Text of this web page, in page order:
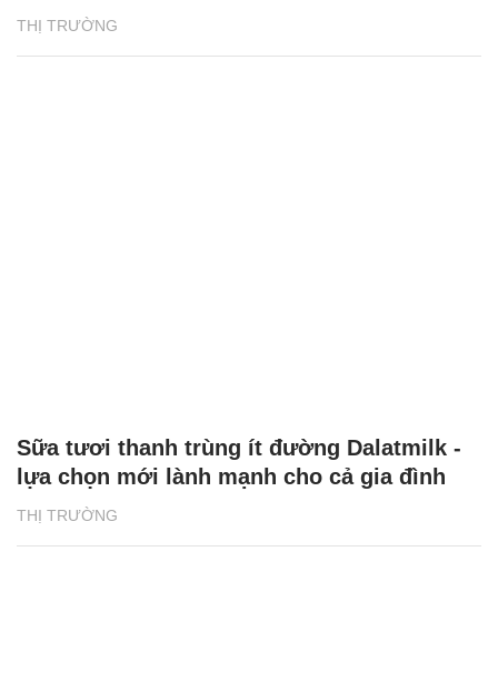
THỊ TRƯỜNG
THỊ TRƯỜNG
Sữa tươi thanh trùng ít đường Dalatmilk -
lựa chọn mới lành mạnh cho cả gia đình